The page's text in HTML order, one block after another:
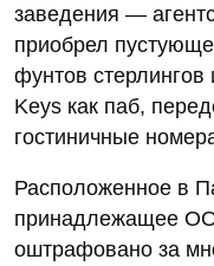
заведения —
приобрел
фунтов стерлингов
Keys как паб,
гостиничные
Расположенное в
принадлежащее
оштрафовано за